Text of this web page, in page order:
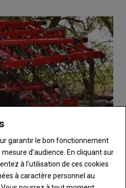
POUR M’EN SERVIR !
garantir le bon fonctionnement
d’audience. En cliquant sur
à l’utilisation de ces cookies
à caractère personnel au